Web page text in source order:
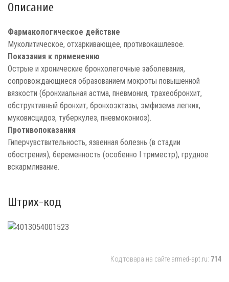
Описание
Фармакологическое действие
Муколитическое, отхаркивающее, противокашлевое.
Показания к применению
Острые и хронические бронхолегочные заболевания,
сопровождающиеся образованием мокроты повышенной
вязкости (бронхиальная астма, пневмония, трахеобронхит,
обструктивный бронхит, бронхоэктазы, эмфизема легких,
муковисцидоз, туберкулез, пневмокониоз).
Противопоказания
Гиперчувствительность, язвенная болезнь (в стадии
обострения), беременность (особенно I триместр), грудное
вскармливание.
Штрих-код
Код товара на сайте armed-apt.ru: 714